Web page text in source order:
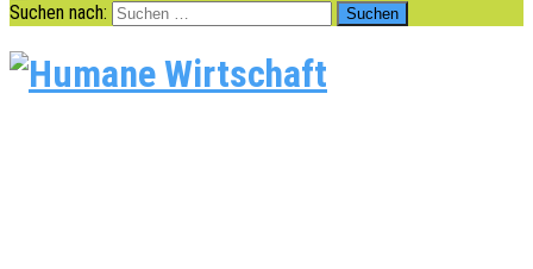
Suchen nach: